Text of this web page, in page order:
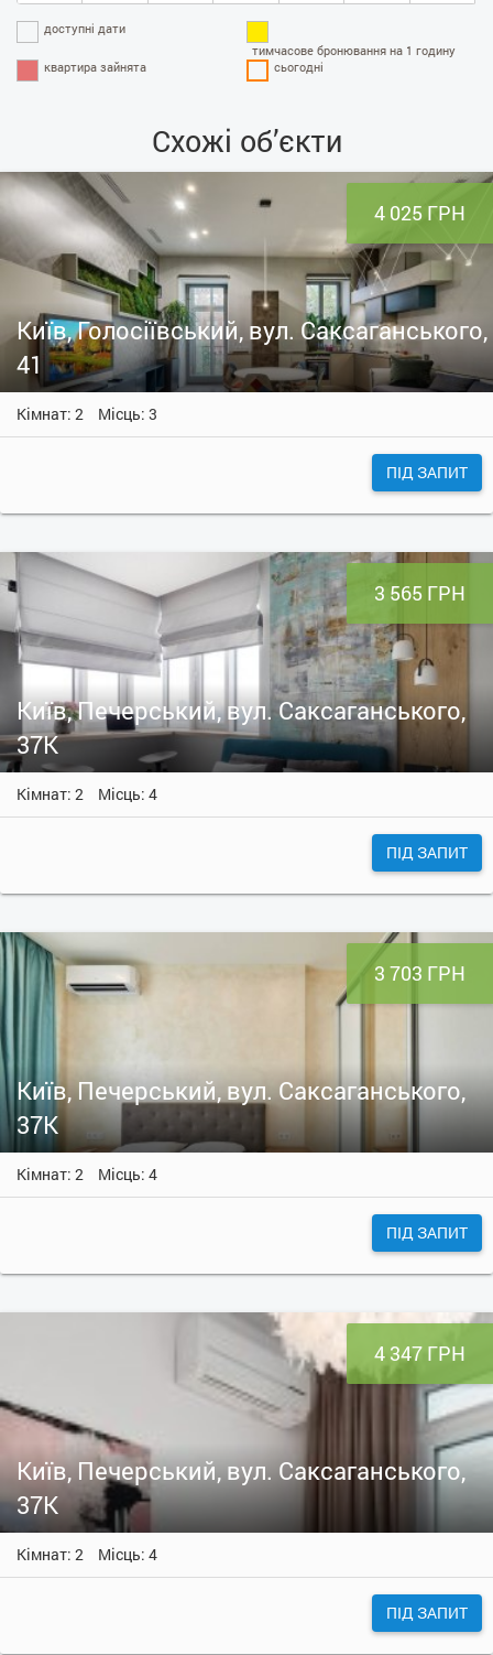
доступні дати
тимчасове бронювання на 1 годину
квартира зайнята
сьогодні
Схожі об’єкти
4 025 ГРН
Київ, Голосіївський, вул. Саксаганського,
41
Кімнат: 2 Місць: 3
ПІД ЗАПИТ
3 565 ГРН
Київ, Печерський, вул. Саксаганського,
37К
Кімнат: 2 Місць: 4
ПІД ЗАПИТ
3 703 ГРН
Київ, Печерський, вул. Саксаганського,
37К
Кімнат: 2 Місць: 4
ПІД ЗАПИТ
4 347 ГРН
Київ, Печерський, вул. Саксаганського,
37К
Кімнат: 2 Місць: 4
ПІД ЗАПИТ